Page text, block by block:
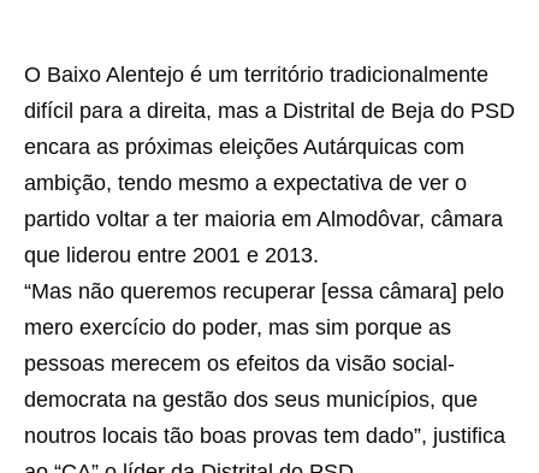
O Baixo Alentejo é um território tradicionalmente
difícil para a direita, mas a Distrital de Beja do PSD
encara as próximas eleições Autárquicas com
ambição, tendo mesmo a expectativa de ver o
partido voltar a ter maioria em Almodôvar, câmara
que liderou entre 2001 e 2013.
“Mas não queremos recuperar [essa câmara] pelo
mero exercício do poder, mas sim porque as
pessoas merecem os efeitos da visão social-
democrata na gestão dos seus municípios, que
noutros locais tão boas provas tem dado”, justifica